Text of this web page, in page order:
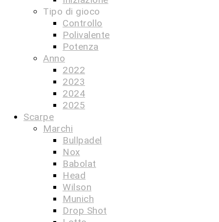
Tipo di gioco
Controllo
Polivalente
Potenza
Anno
2022
2023
2024
2025
Scarpe
Marchi
Bullpadel
Nox
Babolat
Head
Wilson
Munich
Drop Shot